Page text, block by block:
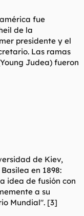
fue
de la
presidente y el
Las ramas
Judea) fueron
de Kiev,
en 1898:
idea de fusión con
a su
Mundial". [3]